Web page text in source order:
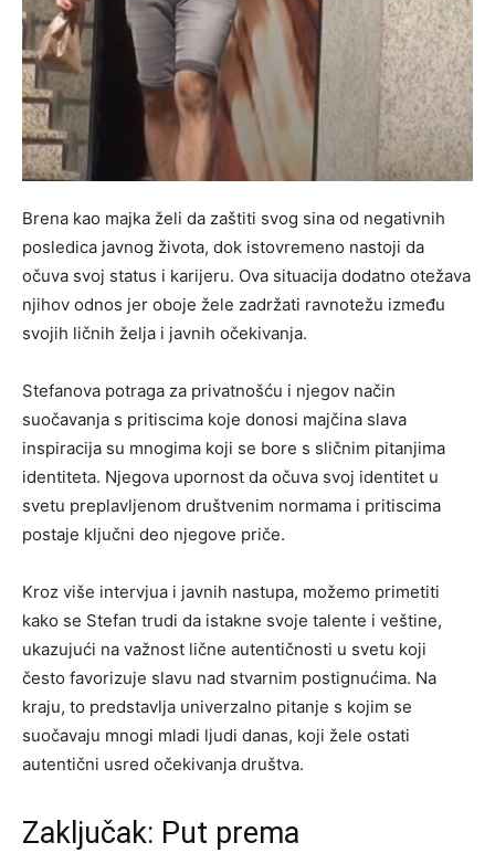
Brena kao majka želi da zaštiti svog sina od negativnih
posledica javnog života, dok istovremeno nastoji da
očuva svoj status i karijeru. Ova situacija dodatno otežava
njihov odnos jer oboje žele zadržati ravnotežu između
svojih ličnih želja i javnih očekivanja.
Stefanova potraga za privatnošću i njegov način
suočavanja s pritiscima koje donosi majčina slava
inspiracija su mnogima koji se bore s sličnim pitanjima
identiteta. Njegova upornost da očuva svoj identitet u
svetu preplavljenom društvenim normama i pritiscima
postaje ključni deo njegove priče.
Kroz više intervjua i javnih nastupa, možemo primetiti
kako se Stefan trudi da istakne svoje talente i veštine,
ukazujući na važnost lične autentičnosti u svetu koji
često favorizuje slavu nad stvarnim postignućima. Na
kraju, to predstavlja univerzalno pitanje s kojim se
suočavaju mnogi mladi ljudi danas, koji žele ostati
autentični usred očekivanja društva.
Zaključak: Put prema